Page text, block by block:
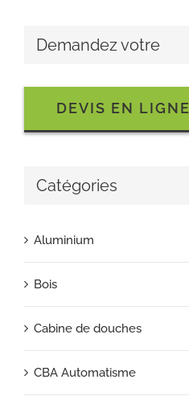
Demandez votre
DEVIS EN LIGNE
Catégories
Aluminium
Bois
Cabine de douches
CBA Automatisme